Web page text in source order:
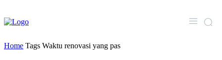
Home Tags Waktu renovasi yang pas